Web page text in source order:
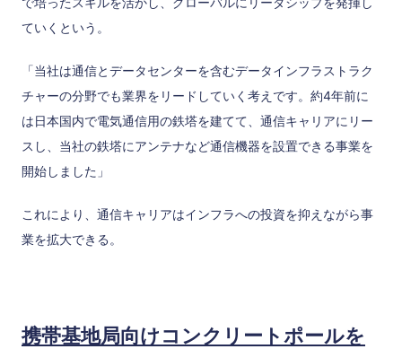
ていくという。
「当社は通信とデータセンターを含むデータインフラストラク
チャーの分野でも業界をリードしていく考えです。約4年前に
は日本国内で電気通信用の鉄塔を建てて、通信キャリアにリー
スし、当社の鉄塔にアンテナなど通信機器を設置できる事業を
開始しました」
これにより、通信キャリアはインフラへの投資を抑えながら事
業を拡大できる。
携帯基地局向けコンクリートポールを